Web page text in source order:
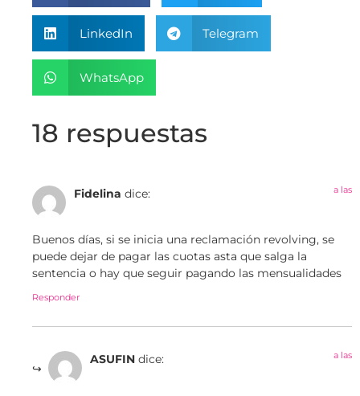
LinkedIn Telegram
WhatsApp
18 respuestas
Fidelina dice: a las
Buenos días, si se inicia una reclamación revolving, se
puede dejar de pagar las cuotas asta que salga la
sentencia o hay que seguir pagando las mensualidades
Responder
ASUFIN dice: a las